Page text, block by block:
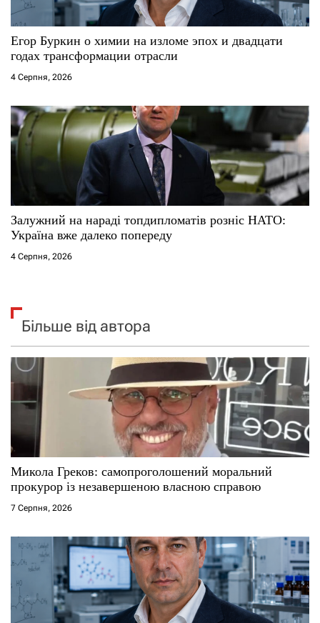
Егор Буркин о химии на изломе эпох и двадцати
годах трансформации отрасли
4 Серпня, 2026
Залужний на нараді топдипломатів розніс НАТО:
Україна вже далеко попереду
4 Серпня, 2026
Більше від автора
Микола Греков: самопроголошений моральний
прокурор із незавершеною власною справою
7 Серпня, 2026